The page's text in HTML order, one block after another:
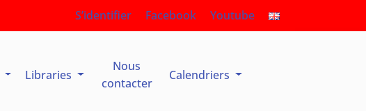
S’identifier Facebook Youtube
Libraries
Nous
contacter
Calendriers